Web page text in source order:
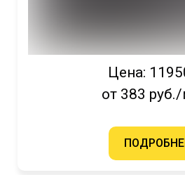
Цена:
от 383